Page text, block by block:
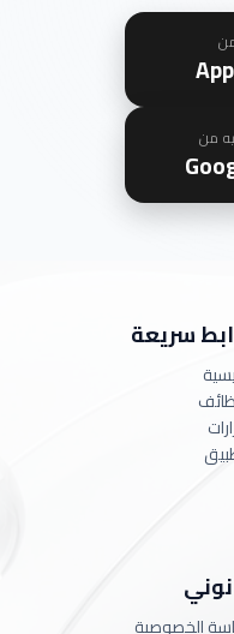
من
سريعة
الخصوصية